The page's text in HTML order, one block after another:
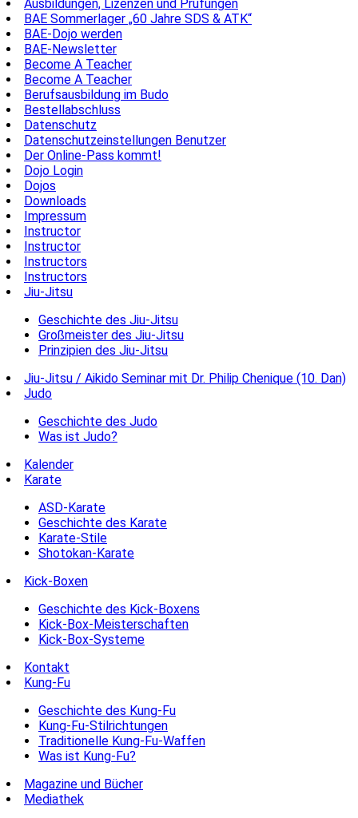
Ausbildungen, Lizenzen und Prüfungen
BAE Sommerlager „60 Jahre SDS & ATK“
BAE-Dojo werden
BAE-Newsletter
Become A Teacher
Become A Teacher
Berufsausbildung im Budo
Bestellabschluss
Datenschutz
Datenschutzeinstellungen Benutzer
Der Online-Pass kommt!
Dojo Login
Dojos
Downloads
Impressum
Instructor
Instructor
Instructors
Instructors
Jiu-Jitsu
Geschichte des Jiu-Jitsu
Großmeister des Jiu-Jitsu
Prinzipien des Jiu-Jitsu
Jiu-Jitsu / Aikido Seminar mit Dr. Philip Chenique (10. Dan)
Judo
Geschichte des Judo
Was ist Judo?
Kalender
Karate
ASD-Karate
Geschichte des Karate
Karate-Stile
Shotokan-Karate
Kick-Boxen
Geschichte des Kick-Boxens
Kick-Box-Meisterschaften
Kick-Box-Systeme
Kontakt
Kung-Fu
Geschichte des Kung-Fu
Kung-Fu-Stilrichtungen
Traditionelle Kung-Fu-Waffen
Was ist Kung-Fu?
Magazine und Bücher
Mediathek